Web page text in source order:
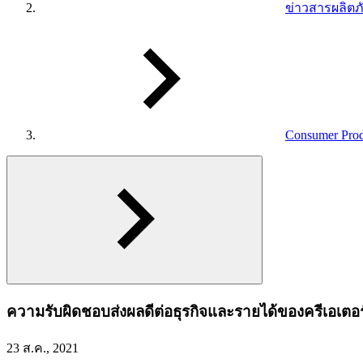
ข่าวสารผลิ
Consumer
ความรับผิดชอบส่งผลดีต่อธุรกิจและรายได้ของครีเอเตอ
23 ส.ค., 2021